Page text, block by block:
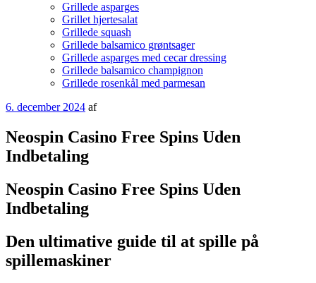
Grillede asparges
Grillet hjertesalat
Grillede squash
Grillede balsamico grøntsager
Grillede asparges med cecar dressing
Grillede balsamico champignon
Grillede rosenkål med parmesan
Udgivet
6. december 2024 af
Neospin Casino Free Spins Uden
Indbetaling
Neospin Casino Free Spins Uden
Indbetaling
Den ultimative guide til at spille på
spillemaskiner